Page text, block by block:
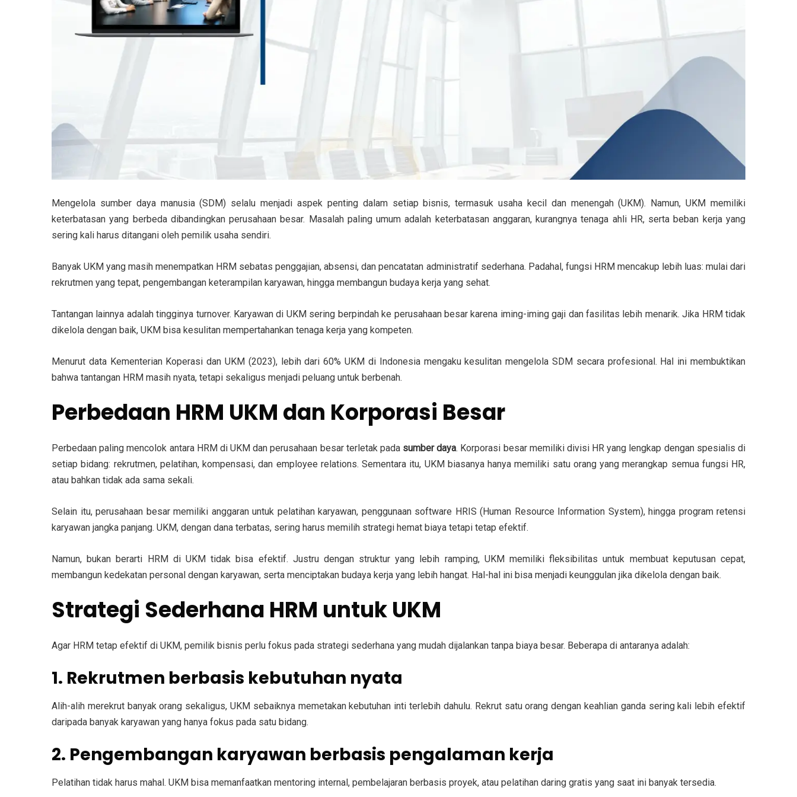
Mengelola sumber daya manusia (SDM) selalu menjadi aspek penting dalam setiap bisnis, termasuk usaha kecil dan menengah (UKM). Namun, UKM memiliki
keterbatasan yang berbeda dibandingkan perusahaan besar. Masalah paling umum adalah keterbatasan anggaran, kurangnya tenaga ahli HR, serta beban kerja yang
sering kali harus ditangani oleh pemilik usaha sendiri.
Banyak UKM yang masih menempatkan HRM sebatas penggajian, absensi, dan pencatatan administratif sederhana. Padahal, fungsi HRM mencakup lebih luas: mulai dari
rekrutmen yang tepat, pengembangan keterampilan karyawan, hingga membangun budaya kerja yang sehat.
Tantangan lainnya adalah tingginya turnover. Karyawan di UKM sering berpindah ke perusahaan besar karena iming-iming gaji dan fasilitas lebih menarik. Jika HRM tidak
dikelola dengan baik, UKM bisa kesulitan mempertahankan tenaga kerja yang kompeten.
Menurut data Kementerian Koperasi dan UKM (2023), lebih dari 60% UKM di Indonesia mengaku kesulitan mengelola SDM secara profesional. Hal ini membuktikan
bahwa tantangan HRM masih nyata, tetapi sekaligus menjadi peluang untuk berbenah.
Perbedaan HRM UKM dan Korporasi Besar
Perbedaan paling mencolok antara HRM di UKM dan perusahaan besar terletak pada sumber daya. Korporasi besar memiliki divisi HR yang lengkap dengan spesialis di
setiap bidang: rekrutmen, pelatihan, kompensasi, dan employee relations. Sementara itu, UKM biasanya hanya memiliki satu orang yang merangkap semua fungsi HR,
atau bahkan tidak ada sama sekali.
Selain itu, perusahaan besar memiliki anggaran untuk pelatihan karyawan, penggunaan software HRIS (Human Resource Information System), hingga program retensi
karyawan jangka panjang. UKM, dengan dana terbatas, sering harus memilih strategi hemat biaya tetapi tetap efektif.
Namun, bukan berarti HRM di UKM tidak bisa efektif. Justru dengan struktur yang lebih ramping, UKM memiliki fleksibilitas untuk membuat keputusan cepat,
membangun kedekatan personal dengan karyawan, serta menciptakan budaya kerja yang lebih hangat. Hal-hal ini bisa menjadi keunggulan jika dikelola dengan baik.
Strategi Sederhana HRM untuk UKM
Agar HRM tetap efektif di UKM, pemilik bisnis perlu fokus pada strategi sederhana yang mudah dijalankan tanpa biaya besar. Beberapa di antaranya adalah:
1. Rekrutmen berbasis kebutuhan nyata
Alih-alih merekrut banyak orang sekaligus, UKM sebaiknya memetakan kebutuhan inti terlebih dahulu. Rekrut satu orang dengan keahlian ganda sering kali lebih efektif
daripada banyak karyawan yang hanya fokus pada satu bidang.
2. Pengembangan karyawan berbasis pengalaman kerja
Pelatihan tidak harus mahal. UKM bisa memanfaatkan mentoring internal, pembelajaran berbasis proyek, atau pelatihan daring gratis yang saat ini banyak tersedia.